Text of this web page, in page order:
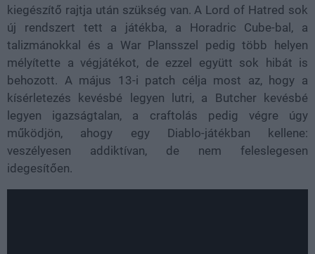
kiegészítő rajtja után szükség van. A Lord of Hatred sok
új rendszert tett a játékba, a Horadric Cube-bal, a
talizmánokkal és a War Plansszel pedig több helyen
mélyítette a végjátékot, de ezzel együtt sok hibát is
behozott. A május 13-i patch célja most az, hogy a
kísérletezés kevésbé legyen lutri, a Butcher kevésbé
legyen igazságtalan, a craftolás pedig végre úgy
működjön, ahogy egy Diablo-játékban kellene:
veszélyesen addiktívan, de nem feleslegesen
idegesítően.